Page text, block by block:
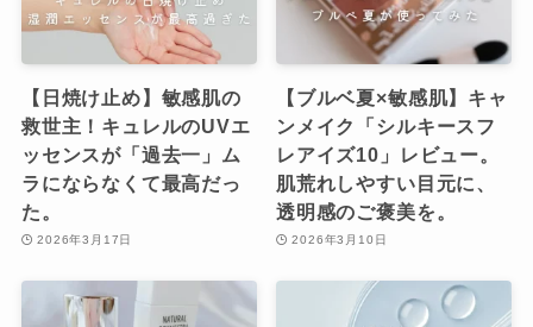
【日焼け止め】敏感肌の
救世主！キュレルのUVエ
ッセンスが「過去一」ム
ラにならなくて最高だっ
た。
2026年3月17日
【ブルベ夏×敏感肌】キャ
ンメイク「シルキースフ
レアイズ10」レビュー。
肌荒れしやすい目元に、
透明感のご褒美を。
2026年3月10日